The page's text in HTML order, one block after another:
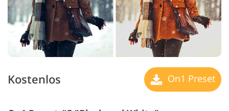
Kostenlos On1 Preset